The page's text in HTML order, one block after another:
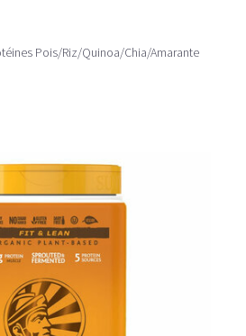
Pois/Riz/Quinoa/Chia/Amarante